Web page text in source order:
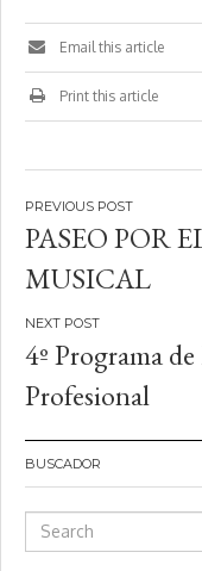
Email this article
Print this article
Navegación
de
entradas
PASEO POR
MUSICAL
4º Programa
Profesional
BUSCADOR